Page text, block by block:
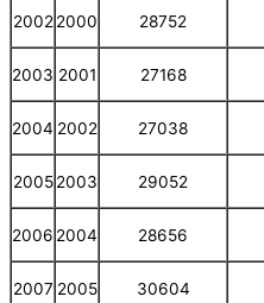
2002 2000 28752
2003 2001 27168
2004 2002 27038
2005 2003 29052
2006 2004 28656
2007 2005 30604